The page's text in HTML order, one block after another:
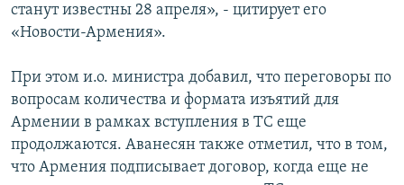
АРХИВ
English
Русский
станут известны 28 апреля», - цитирует его
«Новости-Армения».
При этом и.о. министра добавил, что переговоры по
вопросам количества и формата изъятий для
Армении в рамках вступления в ТС еще
продолжаются. Аванесян также отметил, что в том,
что Армения подписывает договор, когда еще не